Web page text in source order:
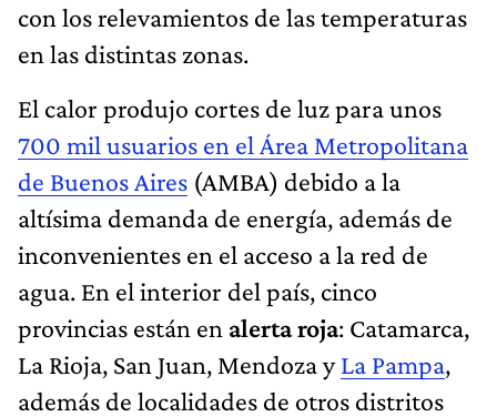
con los relevamientos de las temperaturas
en las distintas zonas.
El calor produjo cortes de luz para unos
700 mil usuarios en el Área Metropolitana
de Buenos Aires (AMBA) debido a la
altísima demanda de energía, además de
inconvenientes en el acceso a la red de
agua. En el interior del país, cinco
provincias están en alerta roja: Catamarca,
La Rioja, San Juan, Mendoza yLa Pampa,
además de localidades de otros distritos